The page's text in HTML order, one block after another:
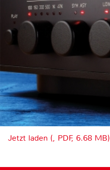
Jetzt laden (, PDF, 6.68 MB)